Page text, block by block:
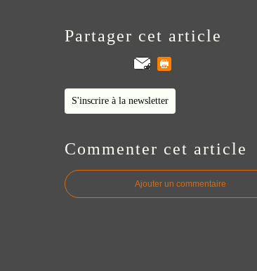
Partager cet article
S'inscrire à la newsletter
Commenter cet article
Ajouter un commentaire